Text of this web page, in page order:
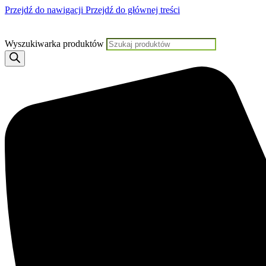
Przejdź do nawigacji Przejdź do głównej treści
Wyszukiwarka produktów